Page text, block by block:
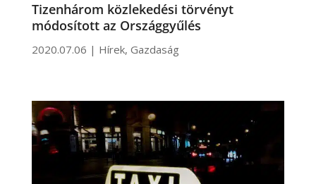
Tizenhárom közlekedési törvényt
módosított az Országgyűlés
2020.07.06 | Hírek, Gazdaság